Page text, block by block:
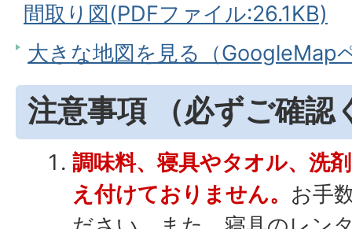
間取り図(PDFファイル:26.1KB)
大きな地図を見る（GoogleMap
注意事項 （必ずご確認
調味料、寝具やタオル、洗
え付けておりません。 お手